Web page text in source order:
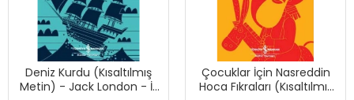
Deniz Kurdu (Kısaltılmış
Metin) - Jack London - İş
Çocuklar İçin Nasreddin
Hoca Fıkraları (Kısaltılmış